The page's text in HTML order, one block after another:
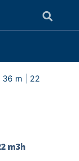
36 m | 22
m3h